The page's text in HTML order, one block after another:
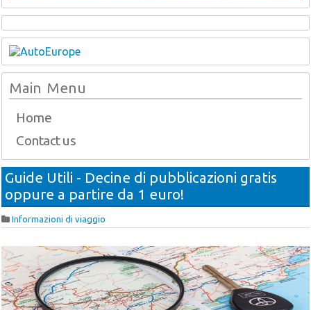
Main Menu
Home
Contact us
Guide Utili - Decine di pubblicazioni gratis
oppure a partire da 1 euro!
Informazioni di viaggio